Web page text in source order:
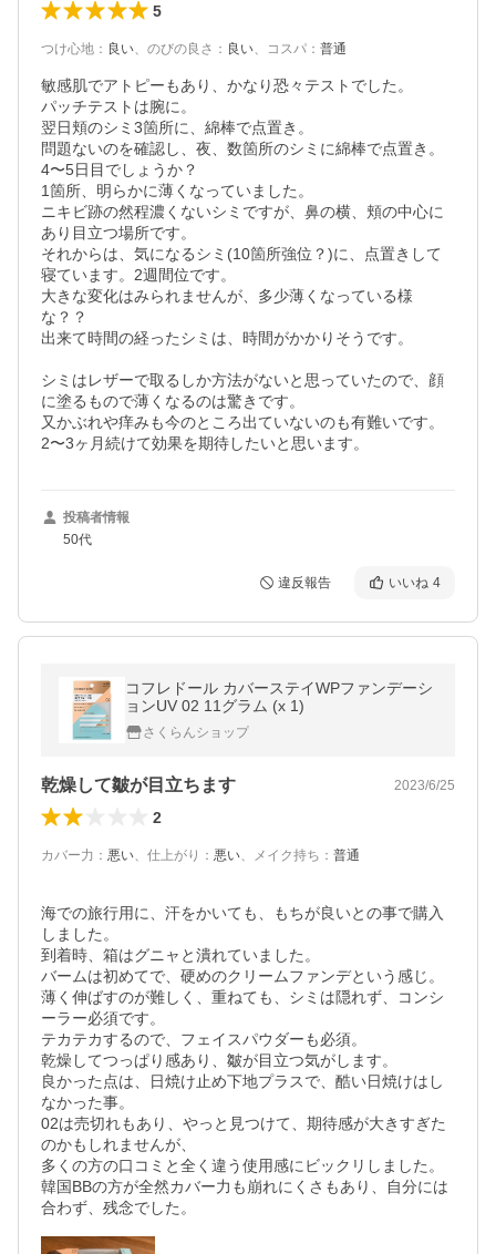
5
つけ心地 ： 良い、 のびの良さ ： 良い、 コスパ ： 普通
敏感肌でアトピーもあり、かなり恐々テストでした。
パッチテストは腕に。
翌日頬のシミ3箇所に、綿棒で点置き。
問題ないのを確認し、夜、数箇所のシミに綿棒で点置き。
4〜5日目でしょうか？
1箇所、明らかに薄くなっていました。
ニキビ跡の然程濃くないシミですが、鼻の横、頬の中心に
あり目立つ場所です。
それからは、気になるシミ(10箇所強位？)に、点置きして
寝ています。2週間位です。
大きな変化はみられませんが、多少薄くなっている様
な？？
出来て時間の経ったシミは、時間がかかりそうです。
シミはレザーで取るしか方法がないと思っていたので、顔
に塗るもので薄くなるのは驚きです。
又かぶれや痒みも今のところ出ていないのも有難いです。
2〜3ヶ月続けて効果を期待したいと思います。
投稿者情報
50代
違反報告 いいね 4
コフレドール カバーステイWPファンデーシ
ョンUV 02 11グラム (x 1)
さくらんショップ
乾燥して皺が目立ちます 2023/6/25
2
カバー力 ： 悪い、 仕上がり ： 悪い、 メイク持ち ： 普通
海での旅行用に、汗をかいても、もちが良いとの事で購入
しました。
到着時、箱はグニャと潰れていました。
バームは初めてで、硬めのクリームファンデという感じ。
薄く伸ばすのが難しく、重ねても、シミは隠れず、コンシ
ーラー必須です。
テカテカするので、フェイスパウダーも必須。
乾燥してつっぱり感あり、皺が目立つ気がします。
良かった点は、日焼け止め下地プラスで、酷い日焼けはし
なかった事。
02は売切れもあり、やっと見つけて、期待感が大きすぎた
のかもしれませんが、
多くの方の口コミと全く違う使用感にビックリしました。
韓国BBの方が全然カバー力も崩れにくさもあり、自分には
合わず、残念でした。